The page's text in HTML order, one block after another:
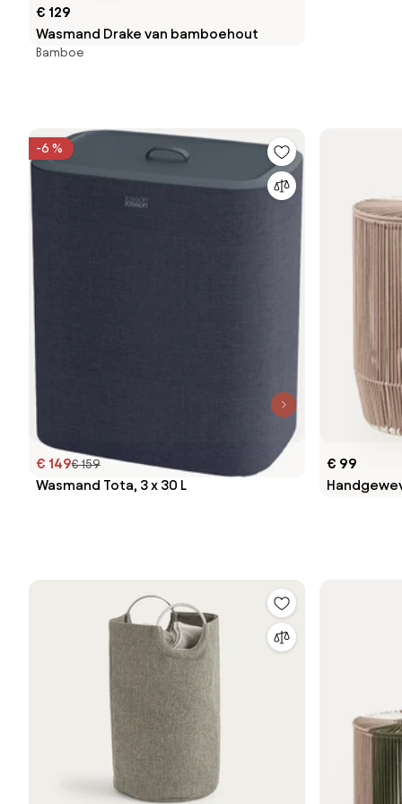
€ 129
Wasmand Drake van bamboehout
Bamboe
-6 %
€ 149€ 159
Wasmand Tota, 3 x 30 L
€ 99